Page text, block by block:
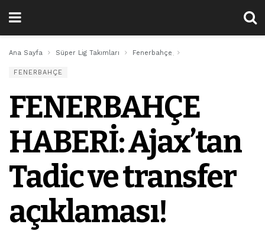
Ana Sayfa Süper Lig Takımları Fenerbahçe
FENERBAHÇE
FENERBAHÇE
HABERİ: Ajax’tan
Tadic ve transfer
açıklaması!